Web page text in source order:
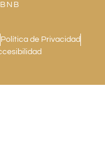
Política de Privacidad